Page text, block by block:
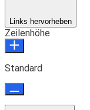
Links hervorheben
Zeilenhöhe
Standard